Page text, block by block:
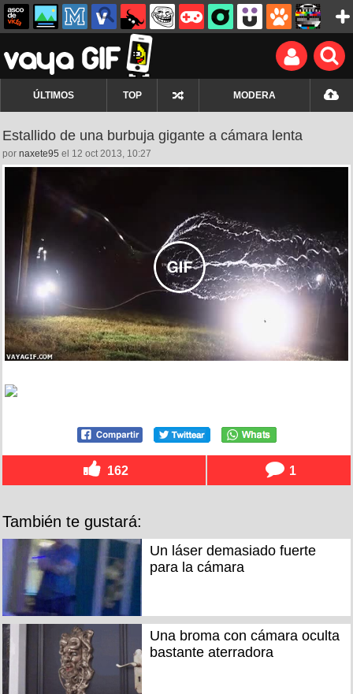
ÚLTIMOS TOP MODERA
Estallido de una burbuja gigante a cámara lenta
por naxete95 el 12 oct 2013, 10:27
162 1
También te gustará:
Un láser demasiado fuerte
para la cámara
Una broma con cámara oculta
bastante aterradora